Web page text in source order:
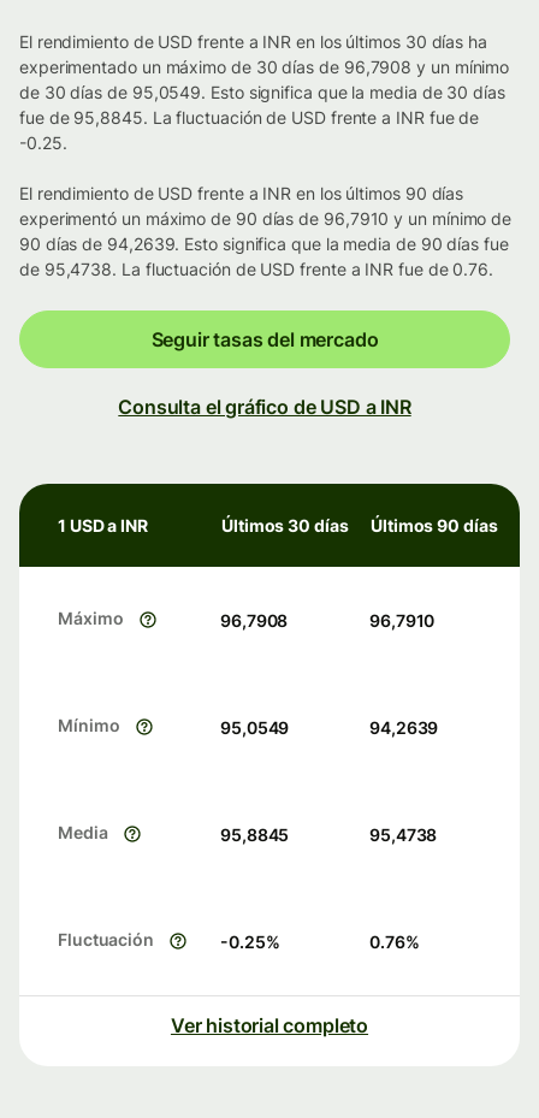
El rendimiento de USD frente a INR en los últimos 30 días ha
experimentado un máximo de 30 días de 96,7908 y un mínimo
de 30 días de 95,0549. Esto significa que la media de 30 días
fue de 95,8845. La fluctuación de USD frente a INR fue de
-0.25.
El rendimiento de USD frente a INR en los últimos 90 días
experimentó un máximo de 90 días de 96,7910 y un mínimo de
90 días de 94,2639. Esto significa que la media de 90 días fue
de 95,4738. La fluctuación de USD frente a INR fue de 0.76.
Seguir tasas del mercado
Consulta el gráfico de USD a INR
1 USD a INR Últimos 30 días Últimos 90 días
Máximo 96,7908 96,7910
Mínimo 95,0549 94,2639
Media 95,8845 95,4738
Fluctuación -0.25% 0.76%
Ver historial completo